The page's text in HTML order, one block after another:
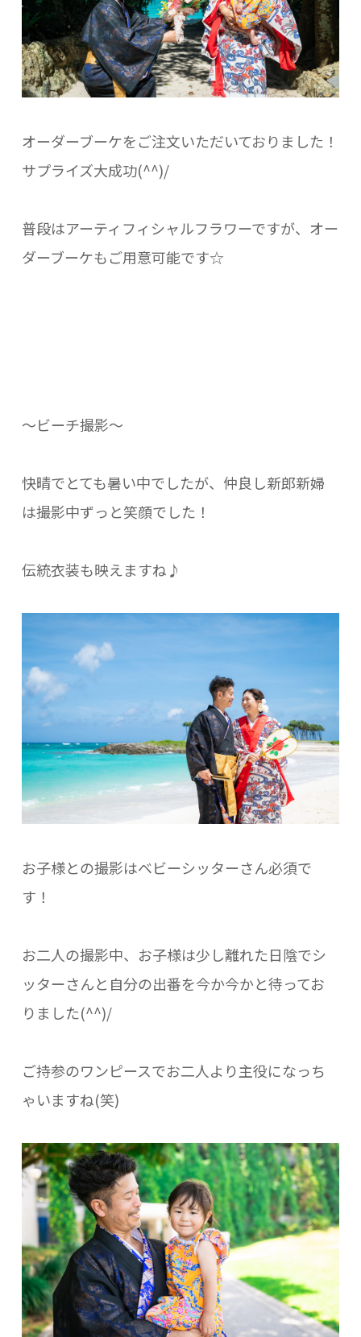
オーダーブーケをご注文いただいておりました！
サプライズ大成功(^^)/
普段はアーティフィシャルフラワーですが、オー
ダーブーケもご用意可能です☆
～ビーチ撮影～
快晴でとても暑い中でしたが、仲良し新郎新婦
は撮影中ずっと笑顔でした！
伝統衣装も映えますね♪
お子様との撮影はベビーシッターさん必須で
す！
お二人の撮影中、お子様は少し離れた日陰でシ
ッターさんと自分の出番を今か今かと待ってお
りました(^^)/
ご持参のワンピースでお二人より主役になっち
ゃいますね(笑)